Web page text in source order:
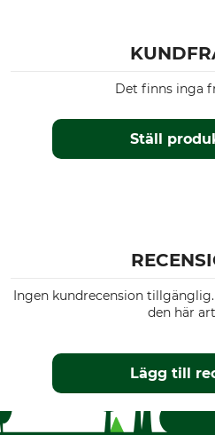
Ställ
Det finns inga
Ingen kundrecension
den här
Lägg till